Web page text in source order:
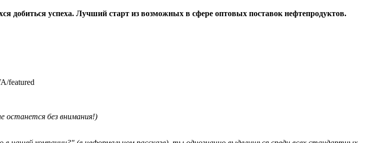
успеха. Лучший старт из возможных в сфере оптовых поставок нефтепродуктов.
featured
останется без внимания!)